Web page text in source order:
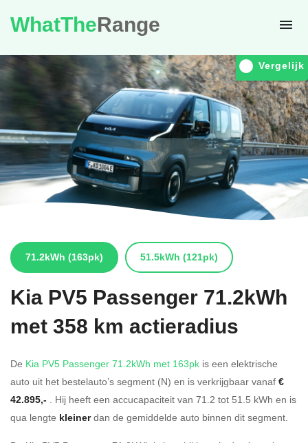
WhatTheRange
Vergelijk
71.2kWh (163pk) 51.5kWh (121pk)
Kia PV5 Passenger 71.2kWh
met 358 km actieradius
De Kia PV5 Passenger 71.2kWh met 163pk is een elektrische
auto uit het bestelauto’s segment (N) en is verkrijgbaar vanaf €
42.895,- . Hij heeft een accucapaciteit van 71.2 tot 51.5 kWh en is
qua lengte kleinerdan de gemiddelde auto binnen dit segment.